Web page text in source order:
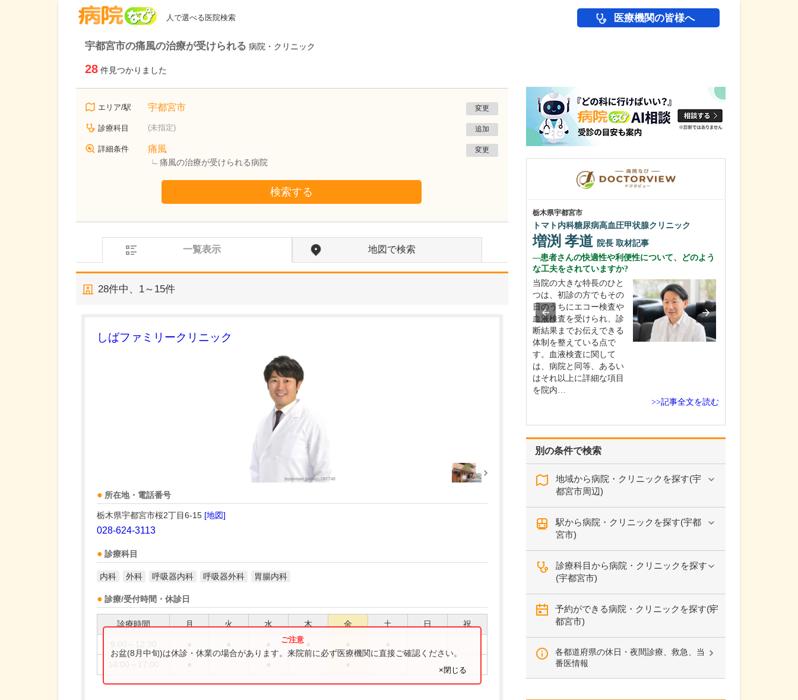
人で選べる医院検索 医療機関の皆様へ
宇都宮市の痛風の治療が受けられる 病院・クリニック
28 件見つかりました
エリア/駅 宇都宮市 変更
診療科目 (未指定) 追加
詳細条件 痛風
痛風の治療が受けられる病院
変更
検索する
一覧表示 地図で検索
28件中、 1～15件
しばファミリークリニック
所在地・電話番号
栃木県宇都宮市桜2丁目6-15 [地図]
028-624-3113
診療科目
内科 外科 呼吸器内科 呼吸器外科 胃腸内科
診療/受付時間・休診日
診療時間 月 火 水 木 金 土 日 祝
お盆(8月中旬)は休診・休業の場合があります。来院前に必ず医療機関に直接ご確認ください。
×閉じる
別の条件で検索
地域から病院・クリニックを探す(宇
都宮市周辺)
駅から病院・クリニックを探す(宇都
宮市)
診療科目から病院・クリニックを探す
(宇都宮市)
予約ができる病院・クリニックを探す(宇
都宮市)
各都道府県の休日・夜間診療、救急、当
番医情報
栃木県宇都宮市
トマト内科糖尿病高血圧甲状腺クリニック
増渕 孝道 院長 取材記事
患者さんの快適性や利便性について、どのよう
な工夫をされていますか?
当院の大きな特長のひと
つは、初診の方でもその
日のうちにエコー検査や
血液検査を受けられ、診
断結果までお伝えできる
体制を整えている点で
す。血液検査に関して
は、病院と同等、あるい
はそれ以上に詳細な項目
を院内…
>>記事全文を読む
KDDIビルクリニック
五十嵐 慶子
日々の診療で心がけていることを教えてくださ